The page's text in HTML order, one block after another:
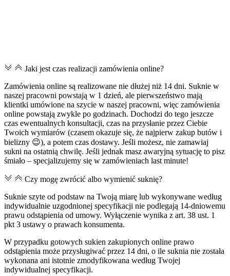
Jaki jest czas realizacji zamówienia online?
Zamówienia online są realizowane nie dłużej niż 14 dni. Suknie w
naszej pracowni powstają w 1 dzień, ale pierwszeństwo mają
klientki umówione na szycie w naszej pracowni, więc zamówienia
online powstają zwykle po godzinach. Dochodzi do tego jeszcze
czas ewentualnych konsultacji, czas na przysłanie przez Ciebie
Twoich wymiarów (czasem okazuje się, że najpierw zakup butów i
bielizny 😉), a potem czas dostawy. Jeśli możesz, nie zamawiaj
sukni na ostatnią chwilę. Jeśli jednak masz awaryjną sytuację to pisz
śmiało – specjalizujemy się w zamówieniach last minute!
Czy mogę zwrócić albo wymienić suknię?
Suknie szyte od podstaw na Twoją miarę lub wykonywane według
indywidualnie uzgodnionej specyfikacji nie podlegają 14-dniowemu
prawu odstąpienia od umowy. Wyłączenie wynika z art. 38 ust. 1
pkt 3 ustawy o prawach konsumenta.
W przypadku gotowych sukien zakupionych online prawo
odstąpienia może przysługiwać przez 14 dni, o ile suknia nie została
wykonana ani istotnie zmodyfikowana według Twojej
indywidualnej specyfikacji.